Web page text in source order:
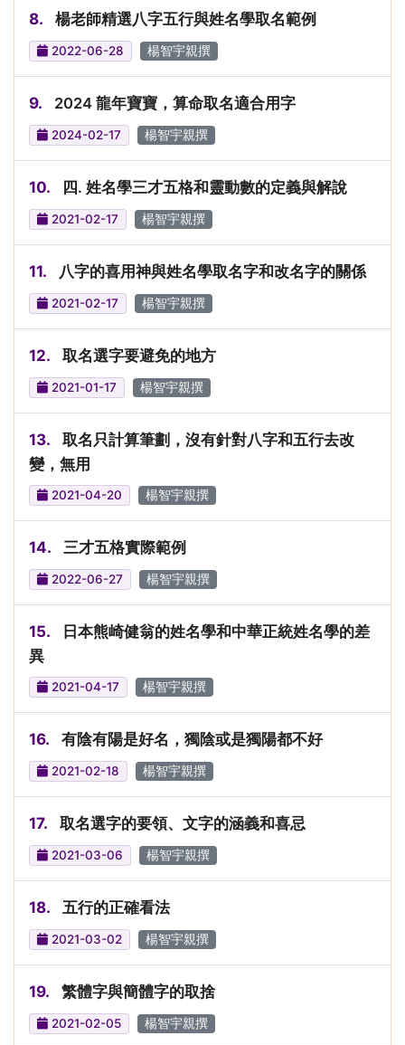
8. 楊老師精選八字五行與姓名學取名範例
2022-06-28 楊智宇親撰
9. 2024 龍年寶寶，算命取名適合用字
2024-02-17 楊智宇親撰
10. 四. 姓名學三才五格和靈動數的定義與解說
2021-02-17 楊智宇親撰
11. 八字的喜用神與姓名學取名字和改名字的關係
2021-02-17 楊智宇親撰
12. 取名選字要避免的地方
2021-01-17 楊智宇親撰
13.
取名只計算筆劃，沒有針對八字和五行去改
變，無用
2021-04-20 楊智宇親撰
14. 三才五格實際範例
2022-06-27 楊智宇親撰
15.
日本熊崎健翁的姓名學和中華正統姓名學的差
異
2021-04-17 楊智宇親撰
16. 有陰有陽是好名，獨陰或是獨陽都不好
2021-02-18 楊智宇親撰
17. 取名選字的要領、文字的涵義和喜忌
2021-03-06 楊智宇親撰
18. 五行的正確看法
2021-03-02 楊智宇親撰
19. 繁體字與簡體字的取捨
2021-02-05 楊智宇親撰